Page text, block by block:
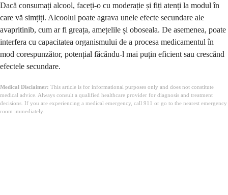
Dacă consumați alcool, faceți-o cu moderație și fiți atenți la modul în
care vă simțiți. Alcoolul poate agrava unele efecte secundare ale
avapritinib, cum ar fi greața, amețelile și oboseala. De asemenea, poate
interfera cu capacitatea organismului de a procesa medicamentul în
mod corespunzător, potențial făcându-l mai puțin eficient sau crescând
efectele secundare.
Medical Disclaimer: This article is for informational purposes only and does not constitute
medical advice. Always consult a qualified healthcare provider for diagnosis and treatment
decisions. If you are experiencing a medical emergency, call 911 or go to the nearest emergency
room immediately.